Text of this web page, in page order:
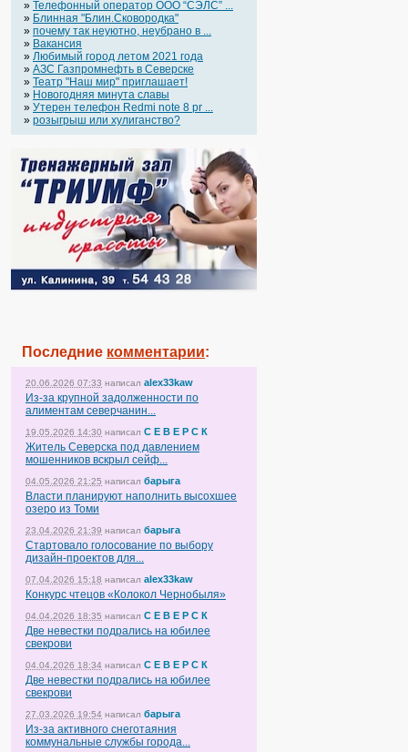
» Телефонный оператор OOO “СЭЛС” ...
» Блинная "Блин.Сковородка"
» почему так неуютно, неубрано в ...
» Вакансия
» Любимый город летом 2021 года
» АЗС Газпромнефть в Северске
» Театр "Наш мир" приглашает!
» Новогодняя минута славы
» Утерен телефон Redmi note 8 pr ...
» розыгрыш или хулиганство?
Последние комментарии:
20.06.2026 07:33 написал alex33kaw
Из-за крупной задолженности по
алиментам северчанин...
19.05.2026 14:30 написал С Е В Е Р С К
Житель Северска под давлением
мошенников вскрыл сейф...
04.05.2026 21:25 написал барыга
Власти планируют наполнить высохшее
озеро из Томи
23.04.2026 21:39 написал барыга
Стартовало голосование по выбору
дизайн-проектов для...
07.04.2026 15:18 написал alex33kaw
Конкурс чтецов «Колокол Чернобыля»
04.04.2026 18:35 написал С Е В Е Р С К
Две невестки подрались на юбилее
свекрови
04.04.2026 18:34 написал С Е В Е Р С К
Две невестки подрались на юбилее
свекрови
27.03.2026 19:54 написал барыга
Из-за активного снеготаяния
коммунальные службы города...